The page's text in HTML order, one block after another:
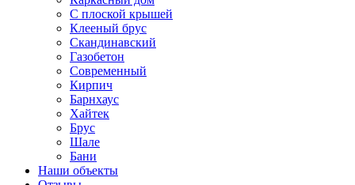
С плоской крышей
Клееный брус
Скандинавский
Газобетон
Современный
Кирпич
Барнхаус
Хайтек
Брус
Шале
Бани
Наши объекты